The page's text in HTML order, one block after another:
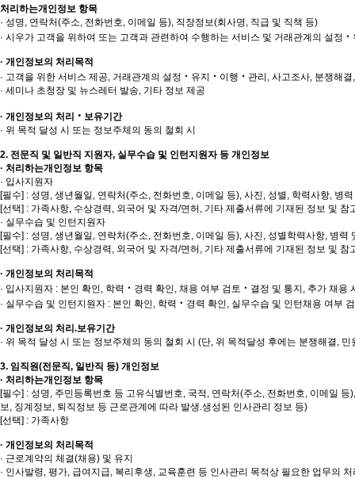
처리하는개인정보 항목
· 성명, 연락처(주소, 전화번호, 이메일 등), 직장정보(회사명, 직급 및 직책 등)
· 시우가 고객을 위하여 또는 고객과 관련하여 수행하는 서비스 및 거래관계의 설
· 개인정보의 처리목적
· 고객을 위한 서비스 제공, 거래관계의 설정‧유지‧이행‧관리, 사고조사, 분쟁해결
· 세미나 초청장 및 뉴스레터 발송, 기타 정보 제공
· 개인정보의 처리‧보유기간
· 위 목적 달성 시 또는 정보주체의 동의 철회 시
2. 전문직 및 일반직 지원자, 실무수습 및 인턴지원자 등 개인정보
· 처리하는개인정보 항목
· 입사지원자
[필수] : 성명, 생년월일, 연락처(주소, 전화번호, 이메일 등), 사진, 성별, 학력사항, 병
[선택] : 가족사항, 수상경력, 외국어 및 자격/면허, 기타 제출서류에 기재된 정보 및 참
· 실무수습 및 인턴지원자
[필수] : 성명, 생년월일, 연락처(주소, 전화번호, 이메일 등), 사진, 성별학력사항, 병
[선택] : 가족사항, 수상경력, 외국어 및 자격/면허, 기타 제출서류에 기재된 정보 및 참
· 개인정보의 처리목적
· 입사지원자 : 본인 확인, 학력‧경력 확인, 채용 여부 검토‧결정 및 통지, 추가 채용
· 실무수습 및 인턴지원자 : 본인 확인, 학력‧경력 확인, 실무수습 및 인턴채용 여
· 개인정보의 처리.보유기간
· 위 목적 달성 시 또는 정보주체의 동의 철회 시 (단, 위 목적달성 후에는 분쟁해결,
3. 임직원(전문직, 일반직 등) 개인정보
· 처리하는개인정보 항목
[필수] : 성명, 주민등록번호 등 고유식별번호, 국적, 연락처(주소, 전화번호, 이메일
보, 징계정보, 퇴직정보 등 근로관계에 따라 발생.생성된 인사관리 정보 등)
[선택] : 가족사항
· 개인정보의 처리목적
· 근로계약의 체결(채용) 및 유지
· 인사발령, 평가, 급여지급, 복리후생, 교육훈련 등 인사관리 목적상 필요한 업무의 처